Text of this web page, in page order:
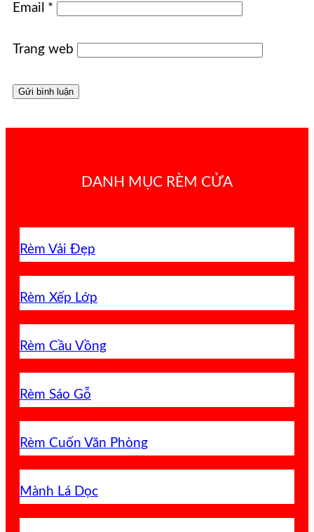
Email *
Trang web
DANH MỤC RÈM CỬA
Rèm Vải Đẹp
Rèm Xếp Lớp
Rèm Cầu Vồng
Rèm Sáo Gỗ
Rèm Cuốn Văn Phòng
Mành Lá Dọc